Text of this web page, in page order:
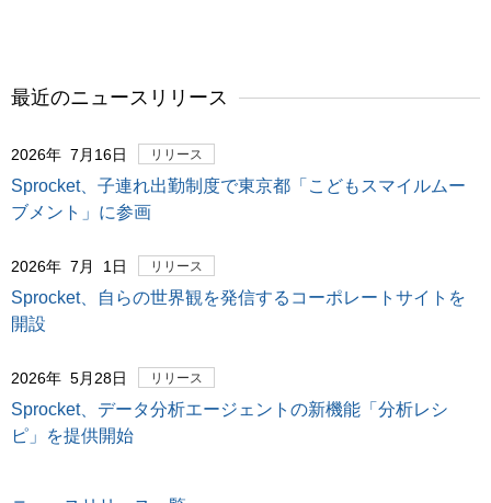
最近のニュースリリース
2026年 7月16日 リリース
Sprocket、子連れ出勤制度で東京都「こどもスマイルムー
ブメント」に参画
2026年 7月 1日 リリース
Sprocket、自らの世界観を発信するコーポレートサイトを
開設
2026年 5月28日 リリース
Sprocket、データ分析エージェントの新機能「分析レシ
ピ」を提供開始